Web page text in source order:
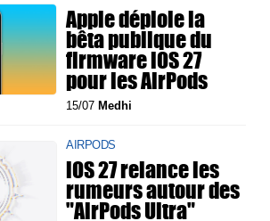
Apple déploie la
bêta publique du
firmware iOS 27
pour les AirPods
15/07 Medhi
AIRPODS
iOS 27 relance les
rumeurs autour des
"AirPods Ultra"